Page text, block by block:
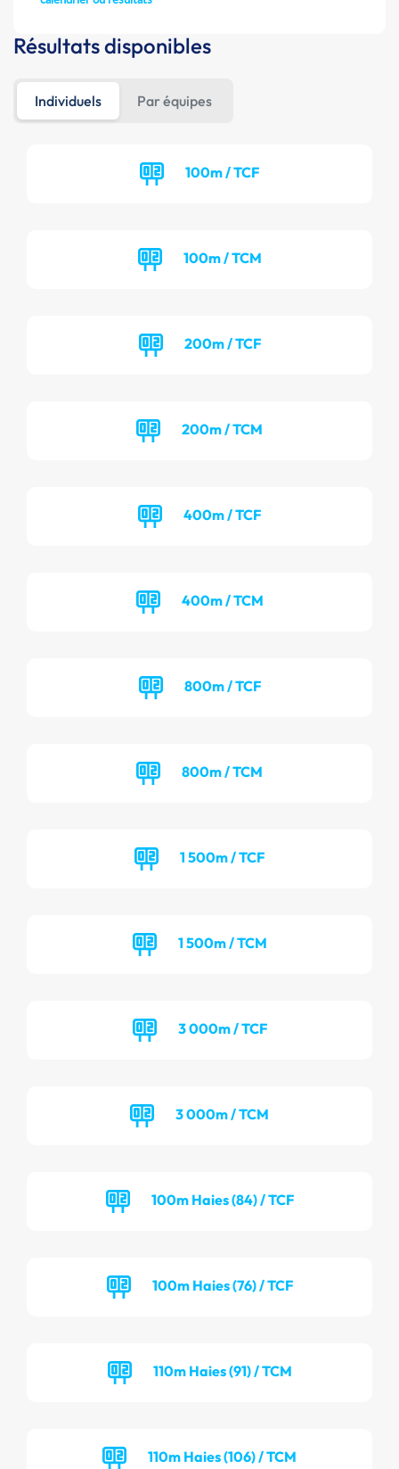
Résultats disponibles
Individuels Par équipes
100m / TCF
100m / TCM
200m / TCF
200m / TCM
400m / TCF
400m / TCM
800m / TCF
800m / TCM
1 500m / TCF
1 500m / TCM
3 000m / TCF
3 000m / TCM
100m Haies (84) / TCF
100m Haies (76) / TCF
110m Haies (91) / TCM
110m Haies (106) / TCM